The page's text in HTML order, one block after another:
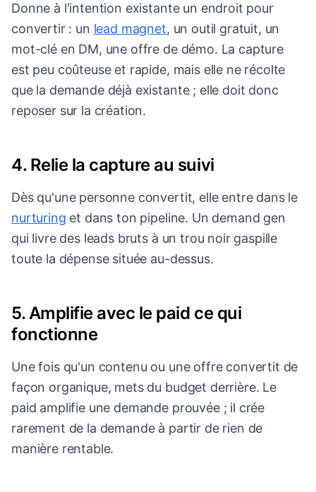
Donne à l'intention existante un endroit pour
convertir : un lead magnet, un outil gratuit, un
mot-clé en DM, une offre de démo. La capture
est peu coûteuse et rapide, mais elle ne récolte
que la demande déjà existante ; elle doit donc
reposer sur la création.
4. Relie la capture au suivi
Dès qu'une personne convertit, elle entre dans le
nurturing et dans ton pipeline. Un demand gen
qui livre des leads bruts à un trou noir gaspille
toute la dépense située au-dessus.
5. Amplifie avec le paid ce qui
fonctionne
Une fois qu'un contenu ou une offre convertit de
façon organique, mets du budget derrière. Le
paid amplifie une demande prouvée ; il crée
rarement de la demande à partir de rien de
manière rentable.